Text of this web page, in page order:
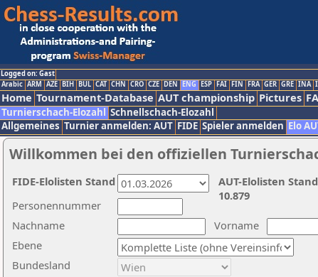
Logged on: Gast
Arabic ARM AZE BIH BUL CAT CHN CRO CZE DEN ENG ESP FAI FIN FRA GER GRE INA
Home Tournament-Database AUT championship Pictures
Turnierschach-Elozahl Schnellschach-Elozahl
Allgemeines Turnier anmelden: AUT FIDE Spieler anmelden Elo
Willkommen bei den offiziellen
Nachname
Vorname
Ebene
Personennummer
Bundesland
AUT-Elolisten
10.879
FIDE-Elolisten Stand